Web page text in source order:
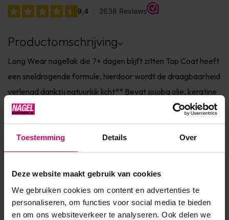
Toestemming Details Over
Deze website maakt gebruik van cookies
We gebruiken cookies om content en advertenties te
personaliseren, om functies voor social media te bieden
en om ons websiteverkeer te analyseren. Ook delen we
Productomschrijving
Long Wear nagellak die 7+ dagen blijft zitten Top Coat heeft
een sneldrogende formule, hierdoor wordt de draagbaarheid
verlengd dankzij natuurlijk licht** Bevat jojoba olie, keratine
en vitamine E voor de verzorging van de nagel Dierproefvrij
& 7Free* Verkrijgbaar in 150+ fashionkleurenIngrediënten* 7
Free: vrij van Parabenen, Formaldehyde, Toluen...
Product specificaties
EAN 639370909585